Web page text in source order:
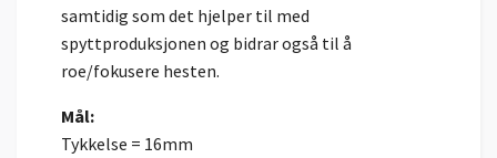
samtidig som det hjelper til med
spyttproduksjonen og bidrar også til å
roe/fokusere hesten.
Mål:
Tykkelse = 16mm